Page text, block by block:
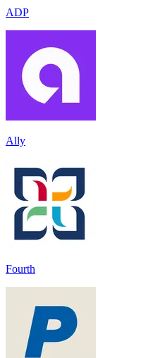
ADP
Ally
Fourth